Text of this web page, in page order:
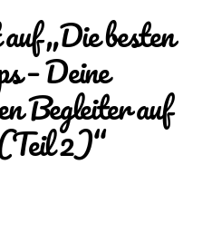
„Die besten
– Deine
Begleiter auf
2)“